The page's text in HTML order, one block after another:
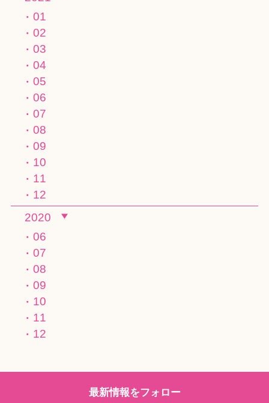
01
02
03
04
05
06
07
08
09
10
11
12
2020
06
07
08
09
10
11
12
最新情報をフォロー